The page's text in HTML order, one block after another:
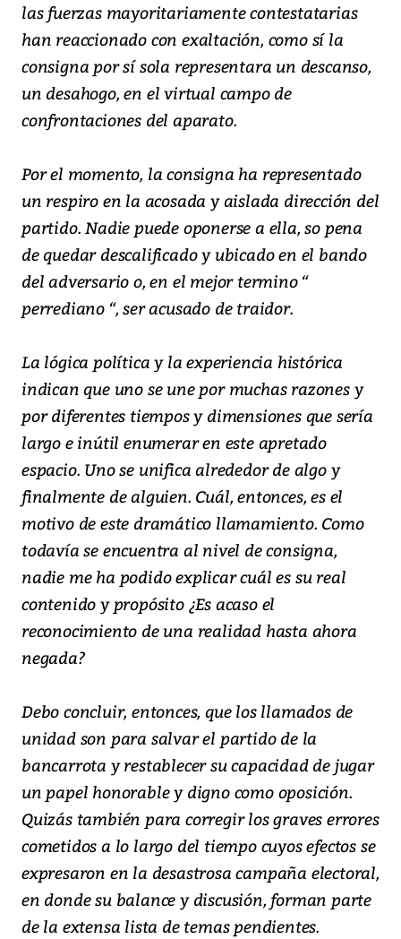
las fuerzas mayoritariamente contestatarias
han reaccionado con exaltación, como sí la
consigna por sí sola representara un descanso,
un desahogo, en el virtual campo de
confrontaciones del aparato.
Por el momento, la consigna ha representado
un respiro en la acosada y aislada dirección del
partido. Nadie puede oponerse a ella, so pena
de quedar descalificado y ubicado en el bando
del adversario o, en el mejor termino “
perrediano “, ser acusado de traidor.
La lógica política y la experiencia histórica
indican que uno se une por muchas razones y
por diferentes tiempos y dimensiones que sería
largo e inútil enumerar en este apretado
espacio. Uno se unifica alrededor de algo y
finalmente de alguien. Cuál, entonces, es el
motivo de este dramático llamamiento. Como
todavía se encuentra al nivel de consigna,
nadie me ha podido explicar cuál es su real
contenido y propósito ¿Es acaso el
reconocimiento de una realidad hasta ahora
negada?
Debo concluir, entonces, que los llamados de
unidad son para salvar el partido de la
bancarrota y restablecer su capacidad de jugar
un papel honorable y digno como oposición.
Quizás también para corregir los graves errores
cometidos a lo largo del tiempo cuyos efectos se
expresaron en la desastrosa campaña electoral,
en donde su balance y discusión, forman parte
de la extensa lista de temas pendientes.